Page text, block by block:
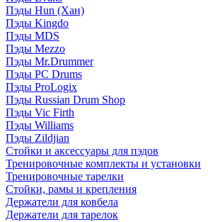
Пэды Hun (Хан)
Пэды Kingdo
Пэды MDS
Пэды Mezzo
Пэды Mr.Drummer
Пэды PC Drums
Пэды ProLogix
Пэды Russian Drum Shop
Пэды Vic Firth
Пэды Williams
Пэды Zildjian
Стойки и аксессуары для пэдов
Тренировочные комплекты и установки
Тренировочные тарелки
Стойки, рамы и крепления
Держатели для ковбела
Держатели для тарелок